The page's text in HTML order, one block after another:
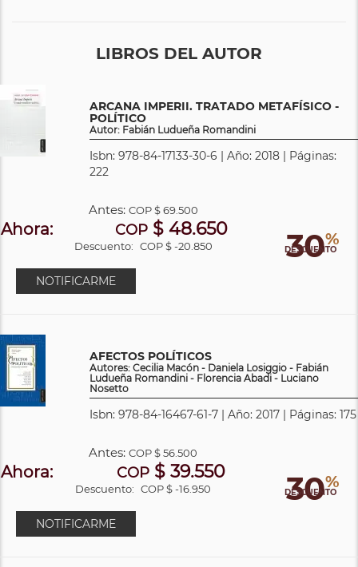
LIBROS DEL AUTOR
ARCANA IMPERII. TRATADO METAFÍSICO -
POLÍTICO
Autor: Fabián Ludueña Romandini
Isbn: 978-84-17133-30-6 | Año: 2018 | Páginas:
222
30%
DESCUENTO
Antes: COP$ 69.500
Ahora: COP$ 48.650
Descuento: COP $ -20.850
NOTIFICARME
AFECTOS POLÍTICOS
Autores: Cecilia Macón - Daniela Losiggio - Fabián
Ludueña Romandini - Florencia Abadi - Luciano
Nosetto
Isbn: 978-84-16467-61-7 | Año: 2017 | Páginas: 175
30%
DESCUENTO
Antes:COP$ 56.500
Ahora: COP $ 39.550
Descuento: COP $ -16.950
NOTIFICARME